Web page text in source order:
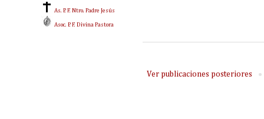
Ver publicaciones posteriores
As. P. F. Ntro. Padre Jesús
Asoc. P. F. Divina Pastora